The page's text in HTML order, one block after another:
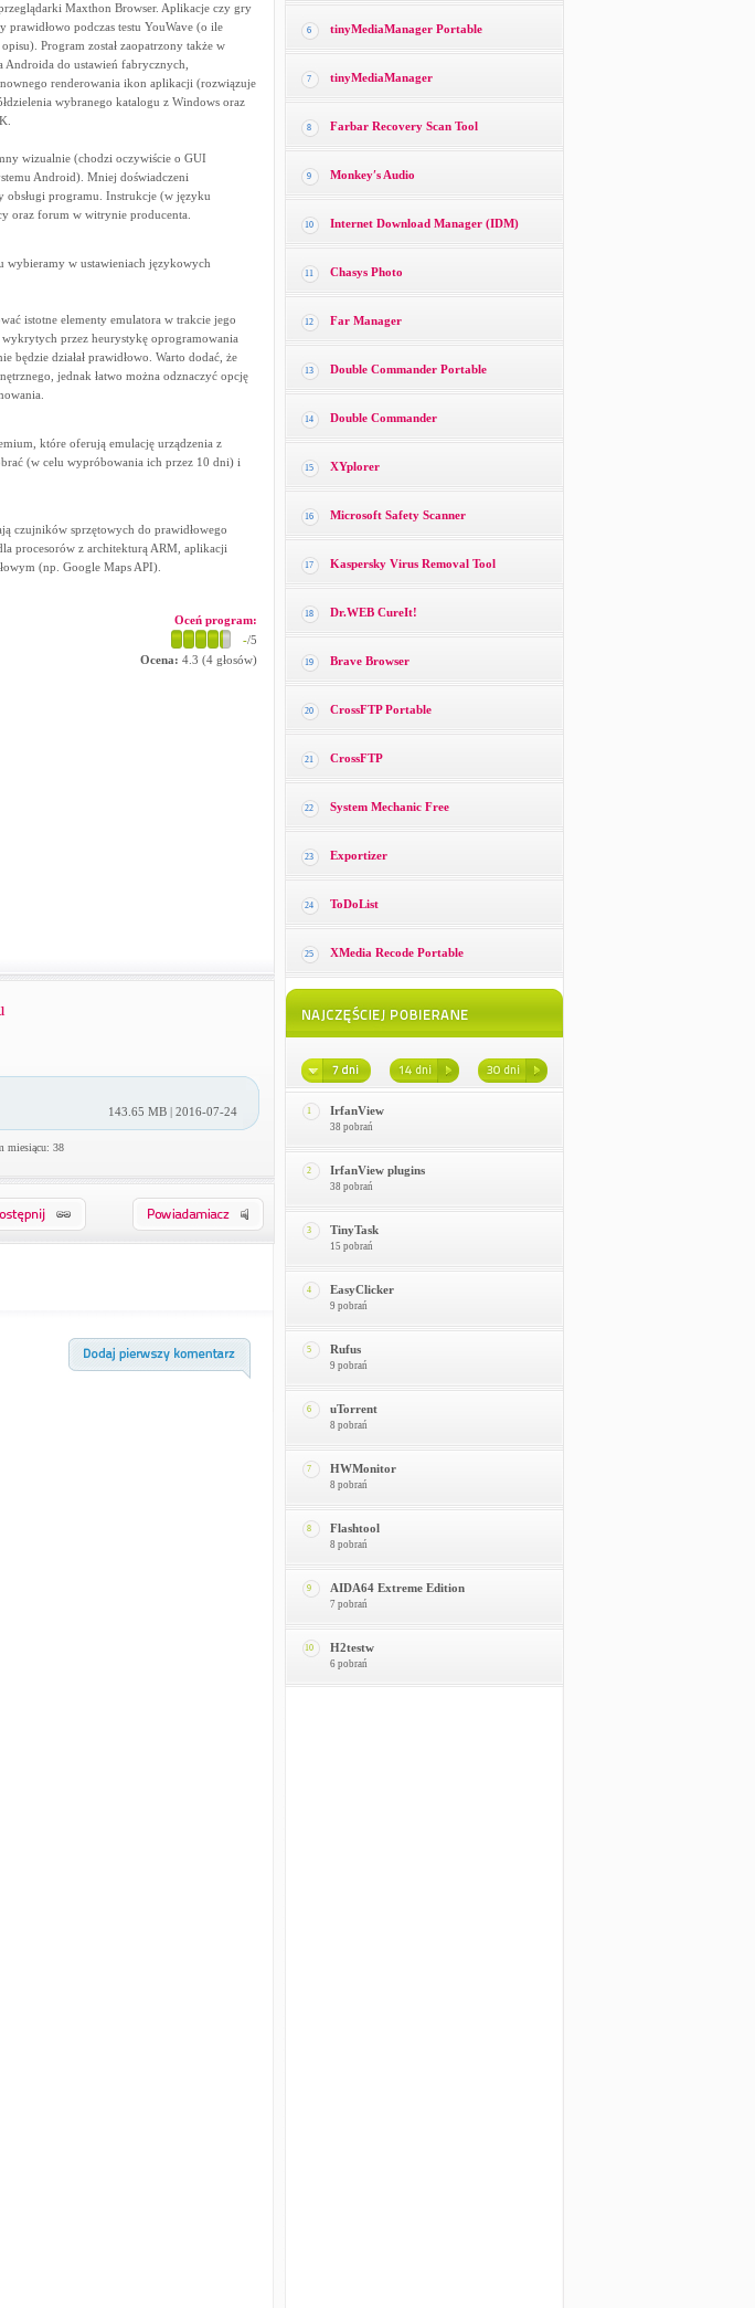
Maxthon Browser. Aplikacje czy gry
prawidłowo podczas testu YouWave (o ile
Program został zaopatrzony także w
do ustawień fabrycznych,
renderowania ikon aplikacji (rozwiązuje
wybranego katalogu z Windows oraz
wizualnie (chodzi oczywiście o GUI
Android). Mniej doświadczeni
programu. Instrukcje (w języku
oraz forum w witrynie producenta.
wybieramy w ustawieniach językowych
istotne elementy emulatora w trakcie jego
przez heurystykę oprogramowania
będzie działał prawidłowo. Warto dodać, że
jednak łatwo można odznaczyć opcję
które oferują emulację urządzenia z
(w celu wypróbowania ich przez 10 dni) i
czujników sprzętowych do prawidłowego
procesorów z architekturą ARM, aplikacji
(np. Google Maps API).
Oceń program:
-/5
Ocena: 4.3 (4głosów)
143.65 MB | 2016-07-24
miesiącu: 38
6 tinyMediaManager Portable
7 tinyMediaManager
8 Farbar Recovery Scan Tool
9 Monkey′s Audio
10 Internet Download Manager (IDM)
11 Chasys Photo
12 Far Manager
13 Double Commander Portable
14 Double Commander
15 XYplorer
16 Microsoft Safety Scanner
17 Kaspersky Virus Removal Tool
18 Dr.WEB CureIt!
19 Brave Browser
20 CrossFTP Portable
21 CrossFTP
22 System Mechanic Free
23 Exportizer
24 ToDoList
25 XMedia Recode Portable
1 IrfanView
38 pobrań
2 IrfanView plugins
38 pobrań
3 TinyTask
15 pobrań
4 EasyClicker
9 pobrań
5 Rufus
9 pobrań
6 uTorrent
8 pobrań
7 HWMonitor
8 pobrań
8 Flashtool
8 pobrań
9 AIDA64 Extreme Edition
7 pobrań
10 H2testw
6 pobrań